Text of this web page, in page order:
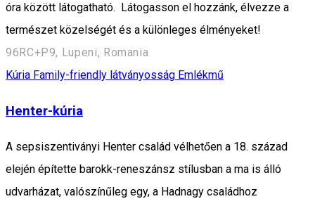
óra között látogatható. Látogasson el hozzánk, élvezze a
természet közelségét és a különleges élményeket!
96RC+P9, Lupeni, Romania
Kúria Family-friendly látványosság Emlékmű
Henter-kúria
A sepsiszentiványi Henter család vélhetően a 18. század
elején építette barokk-reneszánsz stílusban a ma is álló
udvarházat, valószínűleg egy, a Hadnagy családhoz